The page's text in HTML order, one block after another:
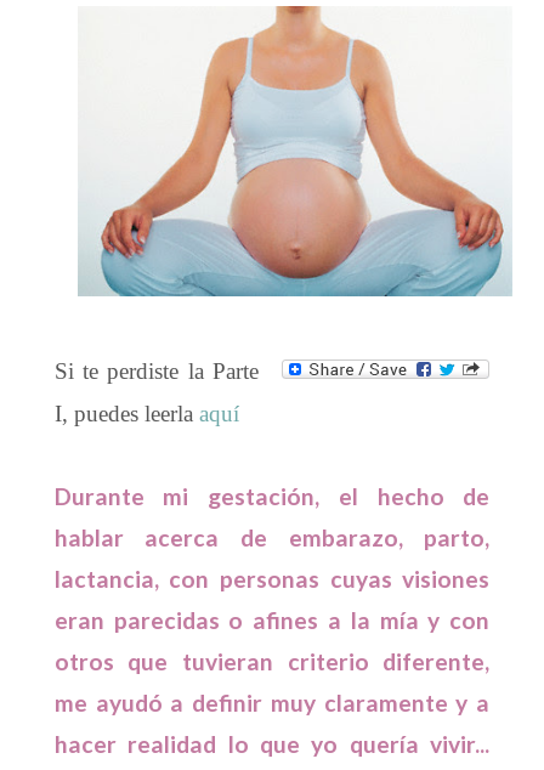
Si te perdiste la Parte
I, puedes leerla aquí
Durante mi gestación, el hecho de
hablar acerca de embarazo, parto,
lactancia, con personas cuyas visiones
eran parecidas o afines a la mía y con
otros que tuvieran criterio diferente,
me ayudó a definir muy claramente y a
hacer realidad lo que yo quería vivir...